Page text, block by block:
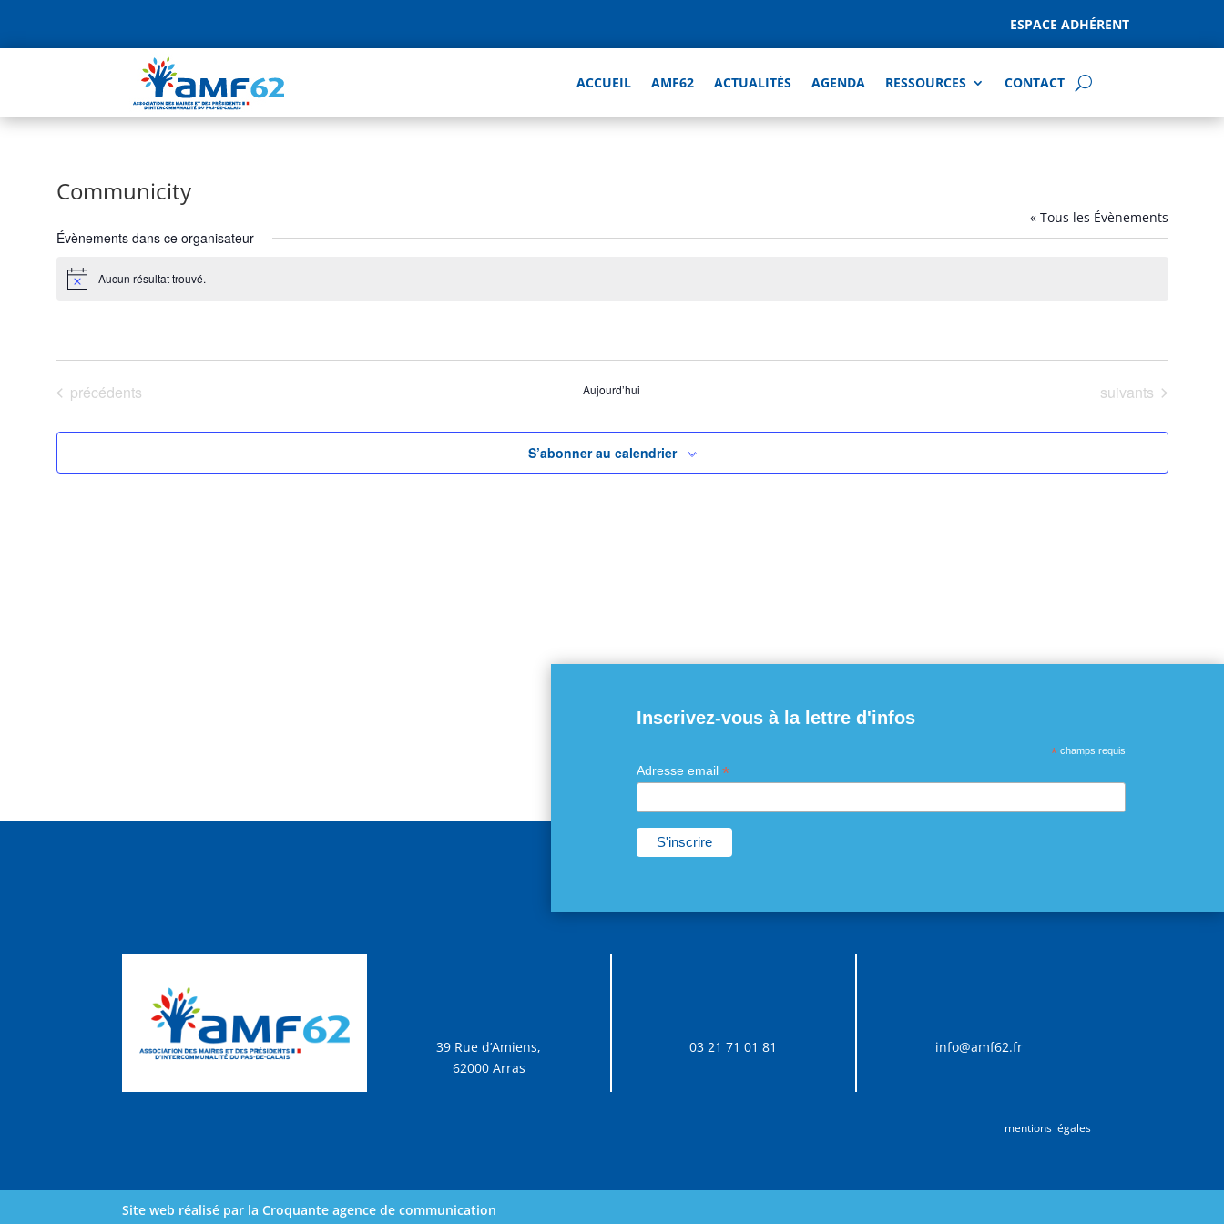
ESPACE ADHÉRENT
ACCUEIL AMF62 ACTUALITÉS AGENDA RESSOURCES CONTACT
Communicity
« Tous les Évènements
Évènements dans ce organisateur
Notice Aucun résultat trouvé.
date.Évènements
précédents Aujourd’hui Évènements
suivants
S’abonner au calendrier
Inscrivez-vous à la lettre d'infos
* champs requis
Adresse email *
39 Rue d’Amiens,
62000 Arras
03 21 71 01 81 info@amf62.fr
mentions légales
Site web réalisé par la Croquante agence de communication